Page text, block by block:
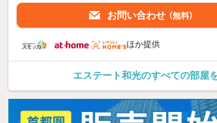
お問い合わせ （無料）
ほか提供
エステート和光のすべての部屋